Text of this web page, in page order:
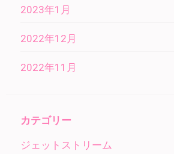
2023年1月
2022年12月
2022年11月
カテゴリー
ジェットストリーム